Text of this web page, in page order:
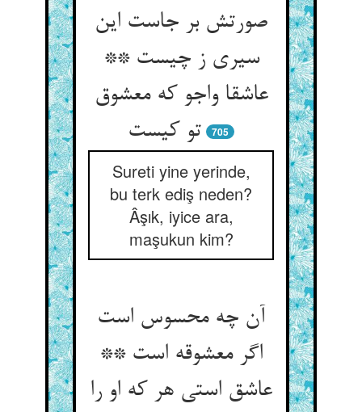
صورتش بر جاست این
سیری ز چیست **
عاشقا واجو که معشوق
تو کیست‏
705
Sureti yine yerinde,
bu terk ediş neden?
Âşık, iyice ara,
maşukun kim?
آن چه محسوس است
اگر معشوقه است **
عاشق استی هر که او را